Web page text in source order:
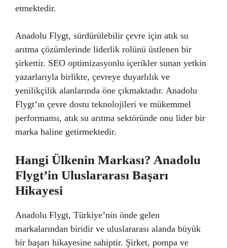
etmektedir.
Anadolu Flygt, sürdürülebilir çevre için atık su
arıtma çözümlerinde liderlik rolünü üstlenen bir
şirkettir. SEO optimizasyonlu içerikler sunan yetkin
yazarlarıyla birlikte, çevreye duyarlılık ve
yenilikçilik alanlarında öne çıkmaktadır. Anadolu
Flygt’ın çevre dostu teknolojileri ve mükemmel
performansı, atık su arıtma sektöründe onu lider bir
marka haline getirmektedir.
Hangi Ülkenin Markası? Anadolu
Flygt’in Uluslararası Başarı
Hikayesi
Anadolu Flygt, Türkiye’nin önde gelen
markalarından biridir ve uluslararası alanda büyük
bir başarı hikayesine sahiptir. Şirket, pompa ve